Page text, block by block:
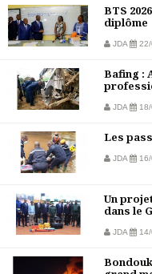
BTS
diplôme
JDA
Bafing :
JDA
Les
JDA
Un
dans le
JDA